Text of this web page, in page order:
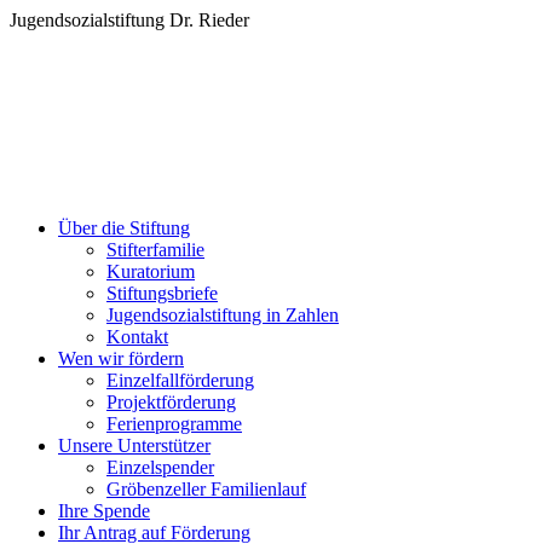
Zum
Jugendsozialstiftung Dr. Rieder
Über die Stiftung
Stifterfamilie
Kuratorium
Stiftungsbriefe
Jugendsozialstiftung in Zahlen
Kontakt
Wen wir fördern
Einzelfallförderung
Projektförderung
Ferienprogramme
Unsere Unterstützer
Einzelspender
Gröbenzeller Familienlauf
Ihre Spende
Ihr Antrag auf Förderung